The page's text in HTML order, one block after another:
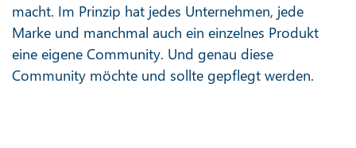
macht. Im Prinzip hat jedes Unternehmen, jede
Marke und manchmal auch ein einzelnes Produkt
eine eigene Community. Und genau diese
Community möchte und sollte gepflegt werden.